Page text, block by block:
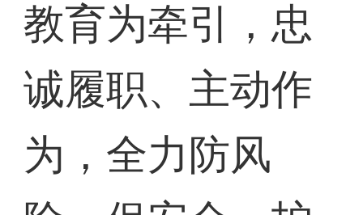
教育为牵引，忠
诚履职、主动作
为，全力防风